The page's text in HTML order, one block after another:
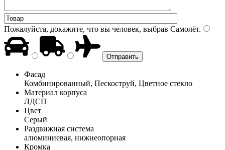
Пожалуйста, докажите, что вы человек, выбрав Самолёт.
Фасад
Комбинированный, Пескоструй, Цветное стекло
Материал корпуса
ЛДСП
Цвет
Серый
Раздвижная система
алюминиевая, нижнеопорная
Кромка